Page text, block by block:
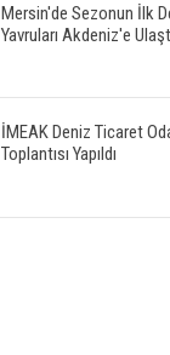
Mersin'de Sezonun İlk
Yavruları Akdeniz'e
İMEAK Deniz Ticaret
Toplantısı Yapıldı